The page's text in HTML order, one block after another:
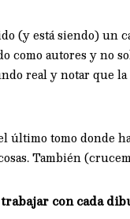
(y está siendo) un
autores y no
real y notar que la
último tomo donde
También
con cada